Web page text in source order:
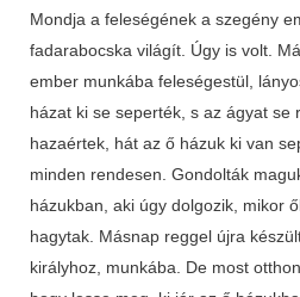
Mondja a feleségének a szegény
fadarabocska világít. Úgy is volt.
ember munkába feleségestül,
házat ki se seperték, s az ágyat se
hazaértek, hát az ő házuk ki van
minden rendesen. Gondolták
házukban, aki úgy dolgozik, mikor
hagytak. Másnap reggel újra
királyhoz, munkába. De most